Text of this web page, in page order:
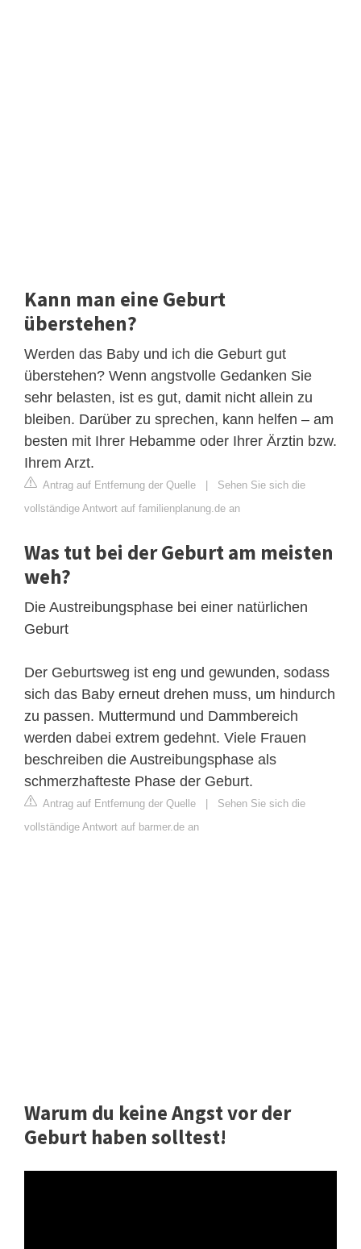
Kann man eine Geburt
überstehen?
Werden das Baby und ich die Geburt gut
überstehen? Wenn angstvolle Gedanken Sie
sehr belasten, ist es gut, damit nicht allein zu
bleiben. Darüber zu sprechen, kann helfen – am
besten mit Ihrer Hebamme oder Ihrer Ärztin bzw.
Ihrem Arzt.
Antrag auf Entfernung der Quelle
Sehen Sie sich die
vollständige Antwort auf familienplanung.de an
Was tut bei der Geburt am meisten
weh?
Die Austreibungsphase bei einer natürlichen
Geburt
Der Geburtsweg ist eng und gewunden, sodass
sich das Baby erneut drehen muss, um hindurch
zu passen. Muttermund und Dammbereich
werden dabei extrem gedehnt. Viele Frauen
beschreiben die Austreibungsphase als
schmerzhafteste Phase der Geburt.
Antrag auf Entfernung der Quelle
Sehen Sie sich die
vollständige Antwort auf barmer.de an
Warum du keine Angst vor der
Geburt haben solltest!